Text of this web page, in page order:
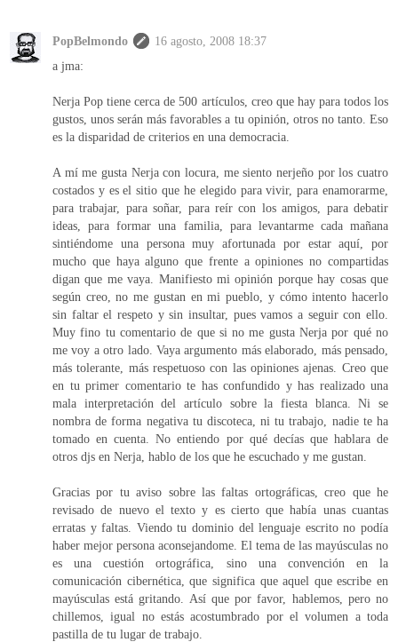
PopBelmondo
16 agosto, 2008 18:37
a jma:
Nerja Pop tiene cerca de 500 artículos, creo que hay para todos los
gustos, unos serán más favorables a tu opinión, otros no tanto. Eso
es la disparidad de criterios en una democracia.
A mí me gusta Nerja con locura, me siento nerjeño por los cuatro
costados y es el sitio que he elegido para vivir, para enamorarme,
para trabajar, para soñar, para reír con los amigos, para debatir
ideas, para formar una familia, para levantarme cada mañana
sintiéndome una persona muy afortunada por estar aquí, por
mucho que haya alguno que frente a opiniones no compartidas
digan que me vaya. Manifiesto mi opinión porque hay cosas que
según creo, no me gustan en mi pueblo, y cómo intento hacerlo
sin faltar el respeto y sin insultar, pues vamos a seguir con ello.
Muy fino tu comentario de que si no me gusta Nerja por qué no
me voy a otro lado. Vaya argumento más elaborado, más pensado,
más tolerante, más respetuoso con las opiniones ajenas. Creo que
en tu primer comentario te has confundido y has realizado una
mala interpretación del artículo sobre la fiesta blanca. Ni se
nombra de forma negativa tu discoteca, ni tu trabajo, nadie te ha
tomado en cuenta. No entiendo por qué decías que hablara de
otros djs en Nerja, hablo de los que he escuchado y me gustan.
Gracias por tu aviso sobre las faltas ortográficas, creo que he
revisado de nuevo el texto y es cierto que había unas cuantas
erratas y faltas. Viendo tu dominio del lenguaje escrito no podía
haber mejor persona aconsejandome. El tema de las mayúsculas no
es una cuestión ortográfica, sino una convención en la
comunicación cibernética, que significa que aquel que escribe en
mayúsculas está gritando. Así que por favor, hablemos, pero no
chillemos, igual no estás acostumbrado por el volumen a toda
pastilla de tu lugar de trabajo.